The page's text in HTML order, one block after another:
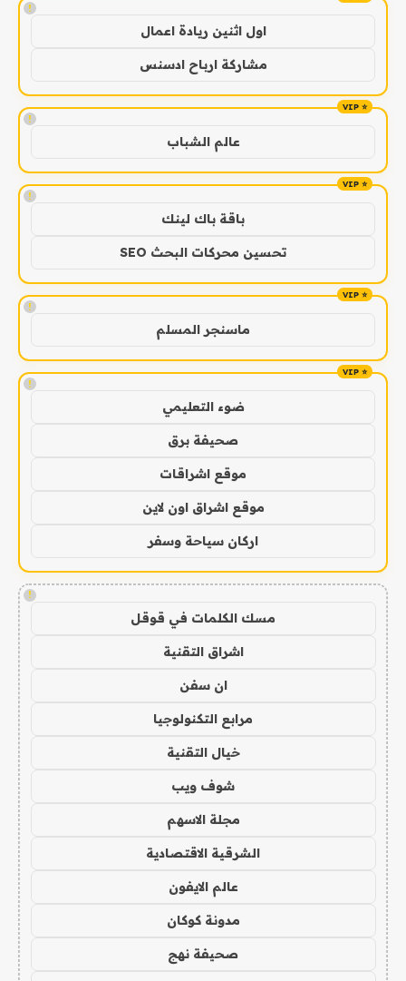
!
اول اثنين ريادة اعمال
مشاركة ارباح ادسنس
!
عالم الشباب
!
باقة باك لينك
تحسين محركات البحث SEO
!
ماسنجر المسلم
!
ضوء التعليمي
صحيفة برق
موقع اشراقات
موقع اشراق اون لاين
اركان سياحة وسفر
!
مسك الكلمات في قوقل
اشراق التقنية
ان سفن
مرابع التكنولوجيا
خيال التقنية
شوف ويب
مجلة الاسهم
الشرقية الاقتصادية
عالم الايفون
مدونة كوكان
صحيفة نهج